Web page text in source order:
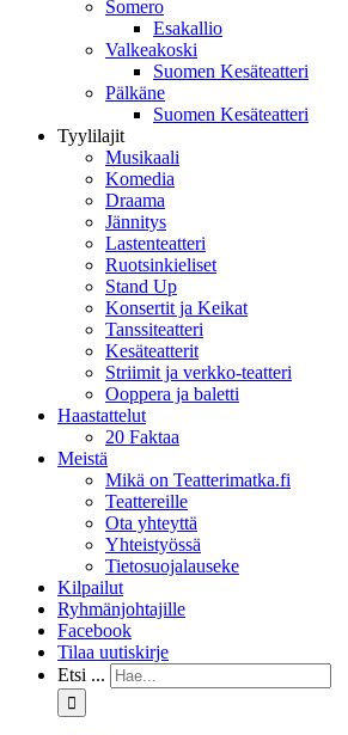
Somero
Esakallio
Valkeakoski
Suomen Kesäteatteri
Pälkäne
Suomen Kesäteatteri
Tyylilajit
Musikaali
Komedia
Draama
Jännitys
Lastenteatteri
Ruotsinkieliset
Stand Up
Konsertit ja Keikat
Tanssiteatteri
Kesäteatterit
Striimit ja verkko-teatteri
Ooppera ja baletti
Haastattelut
20 Faktaa
Meistä
Mikä on Teatterimatka.fi
Teattereille
Ota yhteyttä
Yhteistyössä
Tietosuojalauseke
Kilpailut
Ryhmänjohtajille
Facebook
Tilaa uutiskirje
Etsi ...